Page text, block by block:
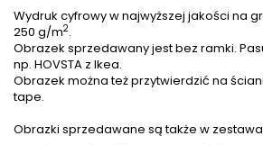
Wydruk cyfrowy w najwyższej jakości na
250 g/m2.
Obrazek sprzedawany jest bez ramki.
np. HOVSTA z Ikea.
Obrazek można też przytwierdzić na
tape.
Obrazki sprzedawane są także w